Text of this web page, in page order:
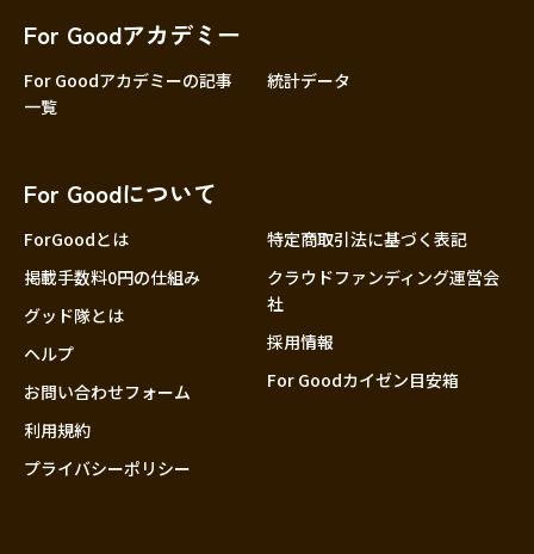
大分
For Goodアカデミー
For Goodアカデミーの記事
一覧
統計データ
For Goodについて
ForGoodとは
掲載手数料0円の仕組み
グッド隊とは
ヘルプ
お問い合わせフォーム
利用規約
プライバシーポリシー
特定商取引法に基づく表記
クラウドファンディング運営会
社
採用情報
For Goodカイゼン目安箱